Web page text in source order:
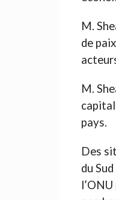
M.
de
M.
pays.
Des
du